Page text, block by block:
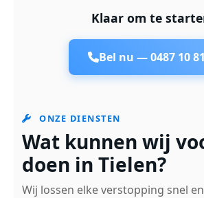
Klaar om te
Bel nu —0487 10
ONZE DIENSTEN
Wat kunnen wij
doen in Tielen?
Wij lossen elke verstopping snel